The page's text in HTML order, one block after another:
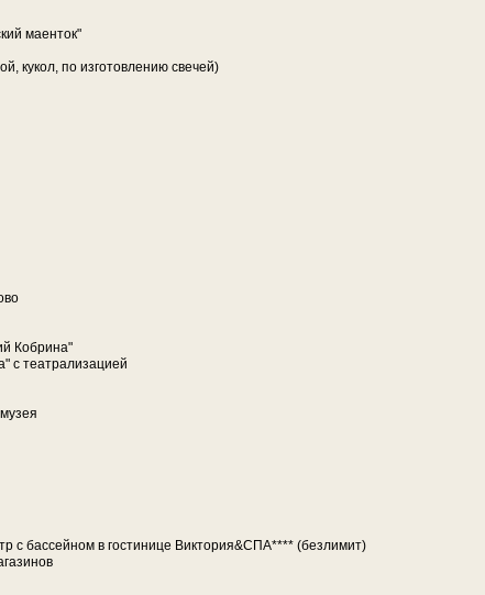
маенток"
ку­кол, по из­го­тов­ле­нию све­чей)
Кобрина"
с театрализацией
с бас­сей­ном в го­сти­ни­це Виктория&СПА**** (безлимит)